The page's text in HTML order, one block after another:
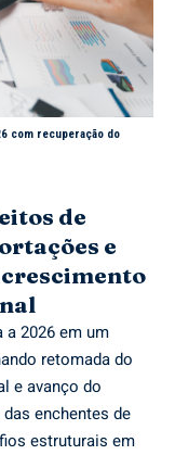
com recuperação do
de
e
a 2026 em um
retomada do
e avanço do
enchentes de
estruturais em